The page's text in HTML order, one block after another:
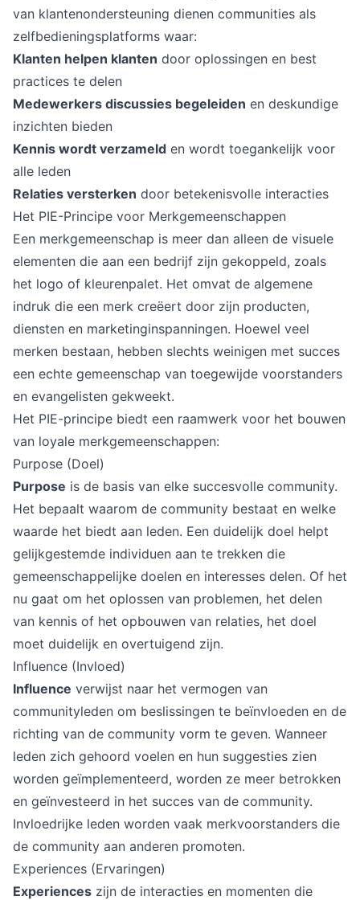
van klantenondersteuning dienen communities als
zelfbedieningsplatforms waar:
Klanten helpen klanten door oplossingen en best
practices te delen
Medewerkers discussies begeleiden en deskundige
inzichten bieden
Kennis wordt verzameld en wordt toegankelijk voor
alle leden
Relaties versterken door betekenisvolle interacties
Het PIE-Principe voor Merkgemeenschappen
Een merkgemeenschap is meer dan alleen de visuele
elementen die aan een bedrijf zijn gekoppeld, zoals
het logo of kleurenpalet. Het omvat de algemene
indruk die een merk creëert door zijn producten,
diensten en marketinginspanningen. Hoewel veel
merken bestaan, hebben slechts weinigen met succes
een echte gemeenschap van toegewijde voorstanders
en evangelisten gekweekt.
Het PIE-principe biedt een raamwerk voor het bouwen
van loyale merkgemeenschappen:
Purpose (Doel)
Purpose is de basis van elke succesvolle community.
Het bepaalt waarom de community bestaat en welke
waarde het biedt aan leden. Een duidelijk doel helpt
gelijkgestemde individuen aan te trekken die
gemeenschappelijke doelen en interesses delen. Of het
nu gaat om het oplossen van problemen, het delen
van kennis of het opbouwen van relaties, het doel
moet duidelijk en overtuigend zijn.
Influence (Invloed)
Influence verwijst naar het vermogen van
communityleden om beslissingen te beïnvloeden en de
richting van de community vorm te geven. Wanneer
leden zich gehoord voelen en hun suggesties zien
worden geïmplementeerd, worden ze meer betrokken
en geïnvesteerd in het succes van de community.
Invloedrijke leden worden vaak merkvoorstanders die
de community aan anderen promoten.
Experiences (Ervaringen)
Experiences zijn de interacties en momenten die